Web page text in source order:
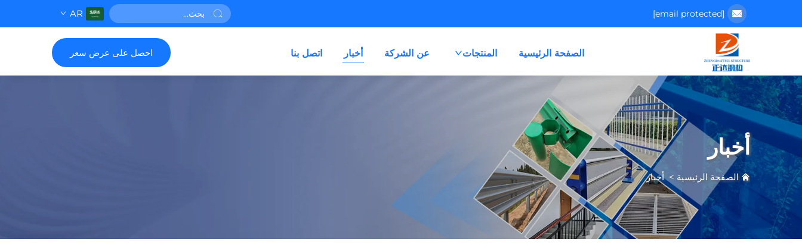
[email protected]
AR
الصفحة الرئيسية المنتجات عن الشركة أخبار اتصل بنا احصل على عرض سعر
أخبار
الصفحة الرئيسية >أخبار